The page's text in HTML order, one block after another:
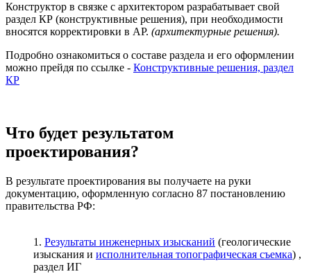
Конструктор в связке с архитектором разрабатывает свой
раздел КР (конструктивные решения), при необходимости
вносятся корректировки в АР. (архитектурные решения).
Подробно ознакомиться о составе раздела и его оформлении
можно прейдя по ссылке - Конструктивные решения, раздел
КР
Что будет результатом
проектирования?
В результате проектирования вы получаете на руки
документацию, оформленную согласно 87 постановлению
правительства РФ:
1. Результаты инженерных изысканий (геологические
изыскания и исполнительная топографическая съемка) ,
раздел ИГ